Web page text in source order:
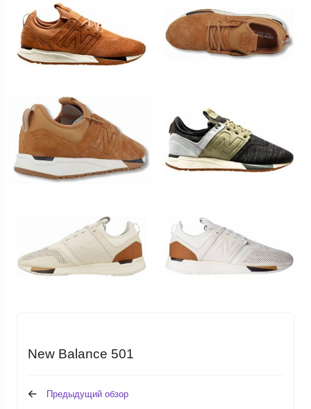
New Balance 501
Предыдущий обзор